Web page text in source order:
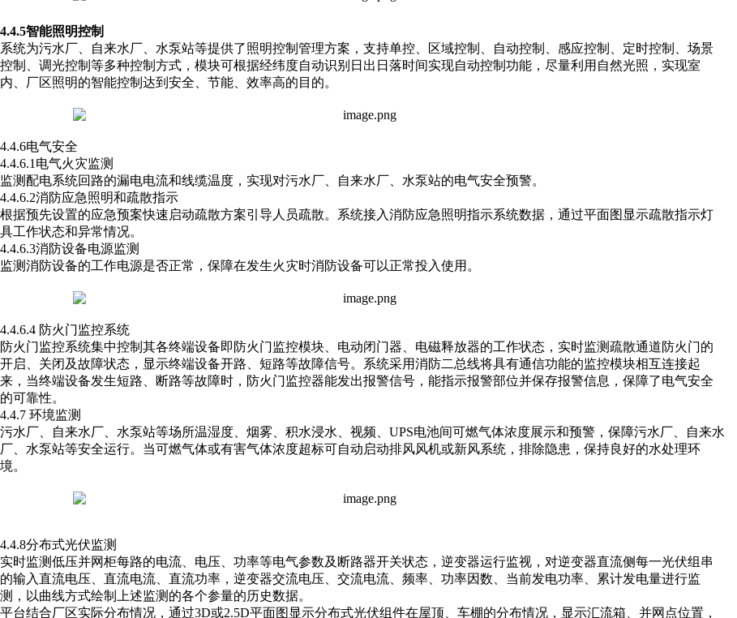
4.4.5智能照明控制
系统为污水厂、自来水厂、水泵站等提供了照明控制管理方案，支持单控、区域控制、自动控制、感应控制、定时控制、场景
控制、调光控制等多种控制方式，模块可根据经纬度自动识别日出日落时间实现自动控制功能，尽量利用自然光照，实现室
内、厂区照明的智能控制达到安全、节能、效率高的目的。
4.4.6电气安全
4.4.6.1电气火灾监测
监测配电系统回路的漏电电流和线缆温度，实现对污水厂、自来水厂、水泵站的电气安全预警。
4.4.6.2消防应急照明和疏散指示
根据预先设置的应急预案快速启动疏散方案引导人员疏散。系统接入消防应急照明指示系统数据，通过平面图显示疏散指示灯
具工作状态和异常情况。
4.4.6.3消防设备电源监测
监测消防设备的工作电源是否正常，保障在发生火灾时消防设备可以正常投入使用。
4.4.6.4 防火门监控系统
防火门监控系统集中控制其各终端设备即防火门监控模块、电动闭门器、电磁释放器的工作状态，实时监测疏散通道防火门的
开启、关闭及故障状态，显示终端设备开路、短路等故障信号。系统采用消防二总线将具有通信功能的监控模块相互连接起
来，当终端设备发生短路、断路等故障时，防火门监控器能发出报警信号，能指示报警部位并保存报警信息，保障了电气安全
的可靠性。
4.4.7 环境监测
污水厂、自来水厂、水泵站等场所温湿度、烟雾、积水浸水、视频、UPS电池间可燃气体浓度展示和预警，保障污水厂、自来水
厂、水泵站等安全运行。当可燃气体或有害气体浓度超标可自动启动排风风机或新风系统，排除隐患，保持良好的水处理环
境。
4.4.8分布式光伏监测
实时监测低压并网柜每路的电流、电压、功率等电气参数及断路器开关状态，逆变器运行监视，对逆变器直流侧每一光伏组串
的输入直流电压、直流电流、直流功率，逆变器交流电压、交流电流、频率、功率因数、当前发电功率、累计发电量进行监
测，以曲线方式绘制上述监测的各个参量的历史数据。
平台结合厂区实际分布情况，通过3D或2.5D平面图显示分布式光伏组件在屋顶、车棚的分布情况，显示汇流箱、并网点位置，